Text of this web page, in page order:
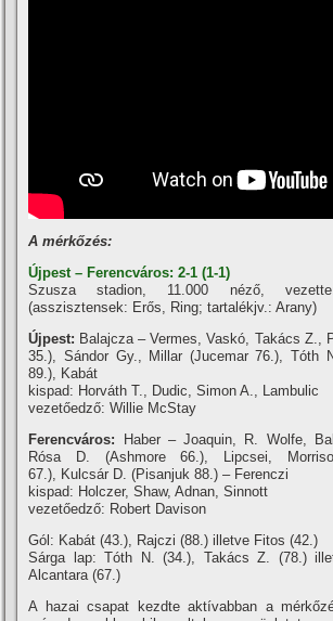
A mérkőzés:
Újpest – Ferencváros: 2-1 (1-1)
Szusza stadion, 11.000 néző,
(asszisztensek: Erős, Ring; tartalékjv.: Arany)
Újpest: Balajcza – Vermes, Vaskó, Takács Z.,
35.), Sándor Gy., Millar (Jucemar 76.), Tóth
89.), Kabát
kispad: Horváth T., Dudic, Simon A., Lambulic
vezetőedző: Willie McStay
Ferencváros: Haber – Joaquin, R. Wolfe,
Rósa D. (Ashmore 66.), Lipcsei,
67.), Kulcsár D. (Pisanjuk 88.) – Ferenczi
kispad: Holczer, Shaw, Adnan, Sinnott
vezetőedző: Robert Davison
Gól: Kabát (43.), Rajczi (88.) illetve Fitos (42.)
Sárga lap: Tóth N. (34.), Takács Z. (78.)
Alcantara (67.)
A hazai csapat kezdte aktí­vabban a